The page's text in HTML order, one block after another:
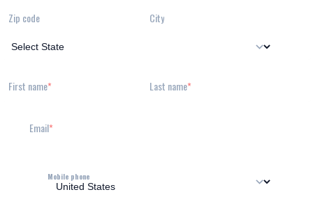
Zip code City
First name Last name
Email
Mobile phone